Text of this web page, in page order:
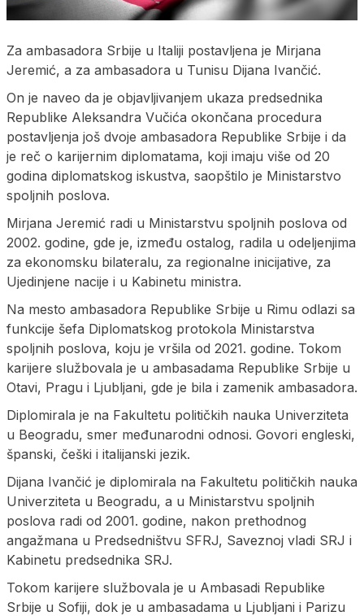
Za ambasadora Srbije u Italiji postavljena je Mirjana
Jeremić, a za ambasadora u Tunisu Dijana Ivančić.
On je naveo da je objavljivanjem ukaza predsednika
Republike Aleksandra Vučića okončana procedura
postavljenja još dvoje ambasadora Republike Srbije i da
je reč o karijernim diplomatama, koji imaju više od 20
godina diplomatskog iskustva, saopštilo je Ministarstvo
spoljnih poslova.
Mirjana Jeremić radi u Ministarstvu spoljnih poslova od
2002. godine, gde je, između ostalog, radila u odeljenjima
za ekonomsku bilateralu, za regionalne inicijative, za
Ujedinjene nacije i u Kabinetu ministra.
Na mesto ambasadora Republike Srbije u Rimu odlazi sa
funkcije šefa Diplomatskog protokola Ministarstva
spoljnih poslova, koju je vršila od 2021. godine. Tokom
karijere službovala je u ambasadama Republike Srbije u
Otavi, Pragu i Ljubljani, gde je bila i zamenik ambasadora.
Diplomirala je na Fakultetu političkih nauka Univerziteta
u Beogradu, smer međunarodni odnosi. Govori engleski,
španski, češki i italijanski jezik.
Dijana Ivančić je diplomirala na Fakultetu političkih nauka
Univerziteta u Beogradu, a u Ministarstvu spoljnih
poslova radi od 2001. godine, nakon prethodnog
angažmana u Predsedništvu SFRJ, Saveznoj vladi SRJ i
Kabinetu predsednika SRJ.
Tokom karijere službovala je u Ambasadi Republike
Srbije u Sofiji, dok je u ambasadama u Ljubljani i Parizu